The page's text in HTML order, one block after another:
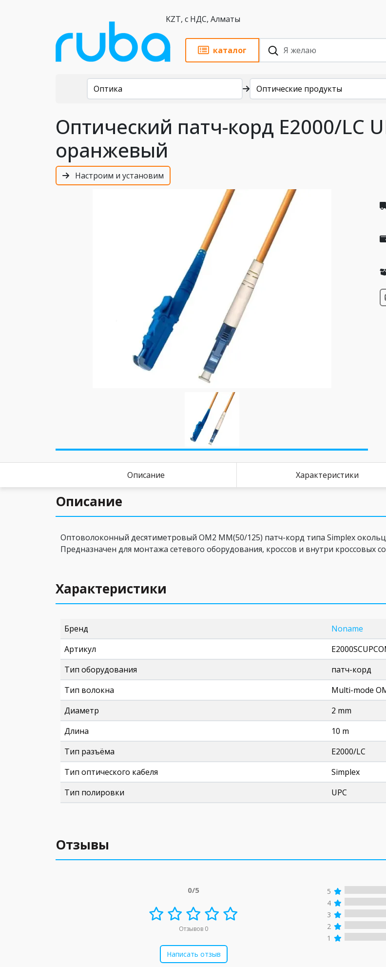
KZT, с НДС, Алматы
каталог
Каталог
Оптика Оптические продукты
Оптический патч-корд E2000/LC
оранжевый
Настроим и установим
Описание Характеристики
Описание
Оптоволоконный десятиметровый OM2 ММ(50/125) патч-корд типа Simplex
Предназначен для монтажа сетевого оборудования, кроссов и внутри кроссовых
Характеристики
Бренд
Noname
Артикул
Тип оборудования
патч-корд
Тип волокна
Multi-mode
Диаметр
2 mm
Длина
10 m
Тип разъёма
E2000/LC
Тип оптического кабеля
Simplex
Тип полировки
UPC
Отзывы
0/5
Отзывов 0
Написать отзыв
5
4
3
2
1